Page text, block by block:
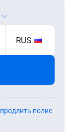
RUS
продлить полис